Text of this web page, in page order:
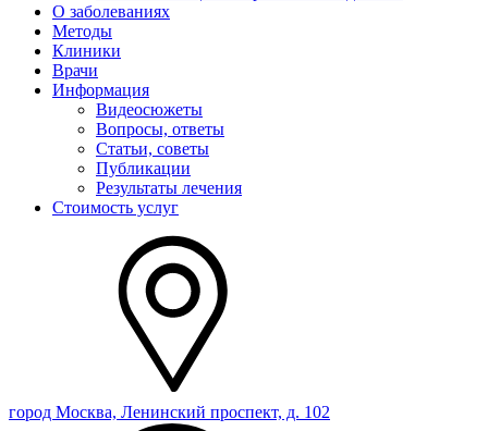
О заболеваниях
Методы
Клиники
Врачи
Информация
Видеосюжеты
Вопросы, ответы
Статьи, советы
Публикации
Результаты лечения
Стоимость услуг
город Москва, Ленинский проспект, д. 102